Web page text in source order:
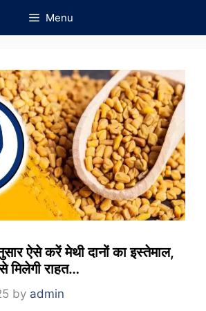
Menu
ऐसे करें मेथी दानों का इस्तेमाल,
मिलेगी राहत…
by admin